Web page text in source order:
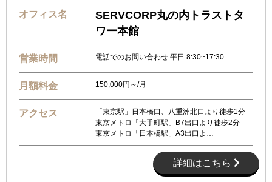
オフィス名
SERVCORP丸の内トラストタ
ワー本館
営業時間 電話でのお問い合わせ 平日 8:30~17:30
月額料金 150,000円～/月
アクセス
「東京駅」日本橋口、八重洲北口より徒歩1分
東京メトロ「大手町駅」B7出口より徒歩2分
東京メトロ「日本橋駅」A3出口よ…
詳細はこちら